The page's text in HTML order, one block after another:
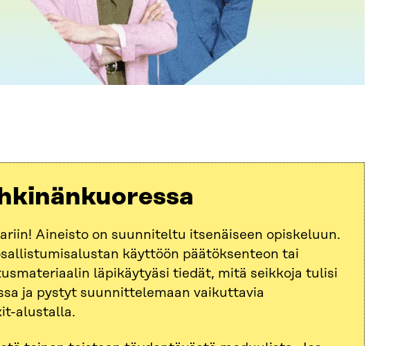
Aineisto on suunniteltu itsenäiseen opiskeluun.
käyttöön päätöksenteon tai
läpikäytyäsi tiedät, mitä seikkoja tulisi
ja pystyt suunnittelemaan vaikuttavia
alustalla.